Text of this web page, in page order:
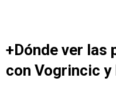
+Dónde ver las
con Vogrincic y